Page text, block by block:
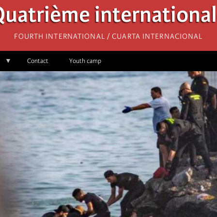
Fourth International / Cuarta Internacional
Contact Youth camp